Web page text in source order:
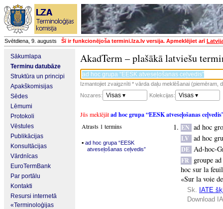
Svētdiena, 9. augusts Šī ir funkcionējoša termini.lza.lv versija. Apmeklējiet arī
Sākumlapa
Terminu datubāze
Struktūra un principi
Apakškomisijas
Sēdes
Lēmumi
Protokoli
Vēstules
Publikācijas
Konsultācijas
Vārdnīcas
EuroTermBank
Par portālu
Kontakti
Resursi internetā
«Terminoloģijas
AkadTerm – plašākā latviešu
Izmantojiet zvaigznīti * vārda daļu meklēšanai (piemēram,
Nozares:
Visas ▾ Kolekcijas: Visas ▾
Jūs meklējātad hoc grupa “EESK atveseļošanas
Atrasts 1 termins
▪ ad hoc grupa “EESK
atveseļošanas ceļvedis”
EN ad hoc
LV ad hoc
DE Ad-hoc-
FR
groupe
hoc sur la
«Sur la voie
Sk. IATE
Download